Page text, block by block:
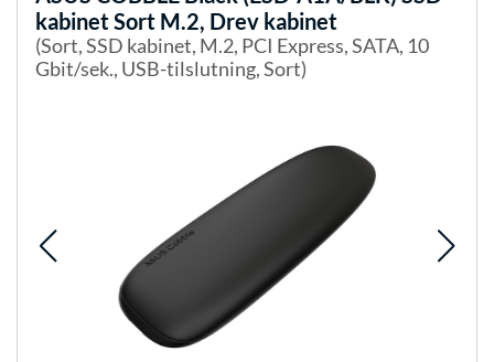
kabinet Sort M.2, Drev kabinet
(Sort, SSD kabinet, M.2, PCI Express, SATA, 10
Gbit/sek., USB-tilslutning, Sort)